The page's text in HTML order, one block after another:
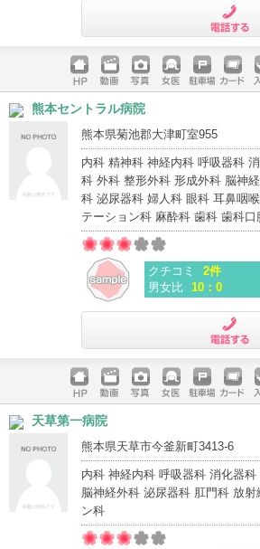
ホームペ
ージ
動画 写真 女医 駐車場
クレジッ
熊本セントラル病院
熊本県菊池郡大津町室955
内科 精神科 神経内科 呼吸器科
科 外科 整形外科 形成外科 脳神
科 泌尿器科 婦人科 眼科 耳鼻咽
テーション科 麻酔科 歯科 歯科口
クチコミ
2件
男女比
10：0
ホームペ
ージ
動画 写真 女医 駐車場
クレジッ
天草第一病院
熊本県天草市今釜新町3413-6
内科 神経内科 呼吸器科 消化器
脳神経外科 泌尿器科 肛門科 放射
ン科